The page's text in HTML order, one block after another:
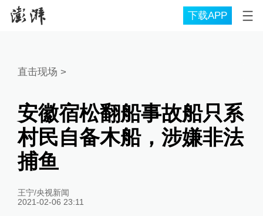
下载APP
直击现场 >
安徽宿松翻船事故船只系
村民自备木船，涉嫌非法
捕鱼
王宁/央视新闻
2021-02-06 23:11